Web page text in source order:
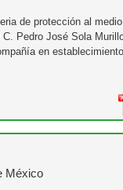
de protección al medio
Pedro José Sola
en
México